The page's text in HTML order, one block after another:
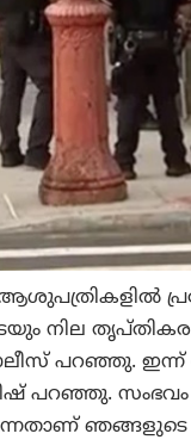
നില
പറഞ്ഞു. ഇന്ന്
പറഞ്ഞു. സംഭവം
ഞങ്ങളുടെ